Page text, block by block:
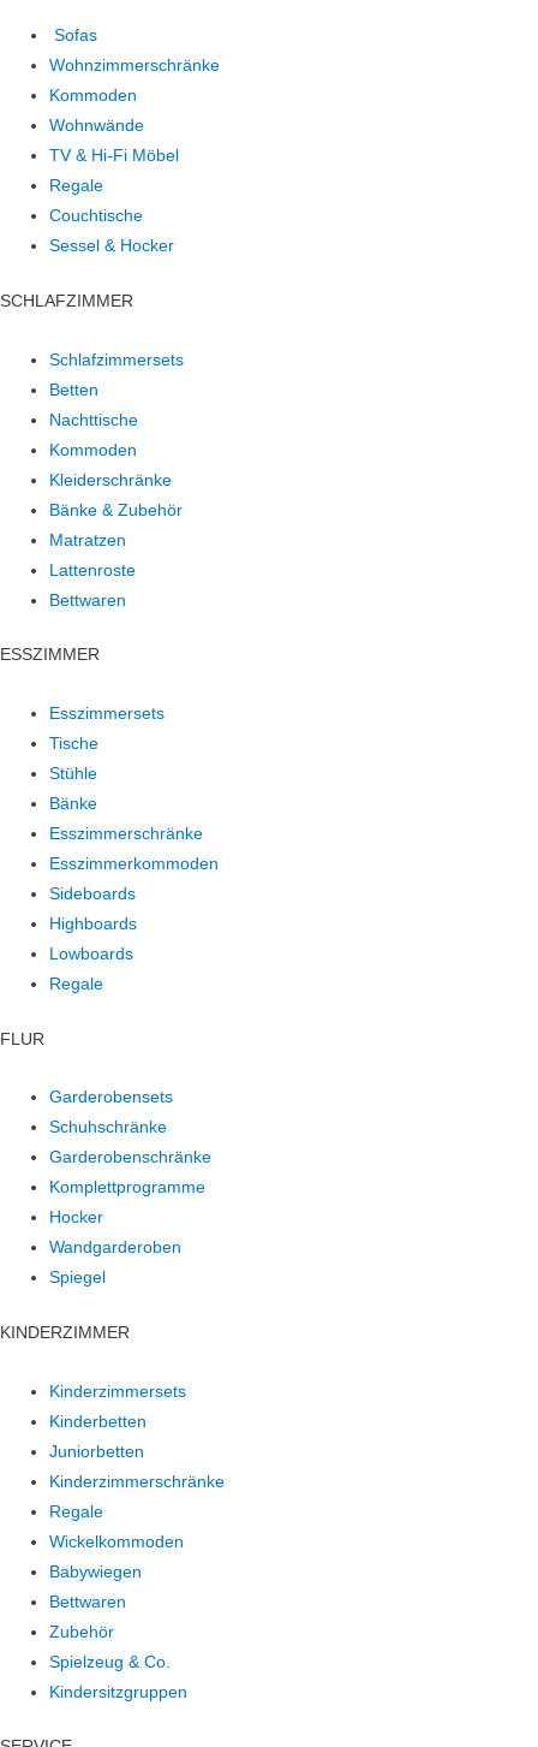
Sofas
Wohnzimmerschränke
Kommoden
Wohnwände
TV & Hi-Fi Möbel
Regale
Couchtische
Sessel & Hocker
SCHLAFZIMMER
Schlafzimmersets
Betten
Nachttische
Kommoden
Kleiderschränke
Bänke & Zubehör
Matratzen
Lattenroste
Bettwaren
ESSZIMMER
Esszimmersets
Tische
Stühle
Bänke
Esszimmerschränke
Esszimmerkommoden
Sideboards
Highboards
Lowboards
Regale
FLUR
Garderobensets
Schuhschränke
Garderobenschränke
Komplettprogramme
Hocker
Wandgarderoben
Spiegel
KINDERZIMMER
Kinderzimmersets
Kinderbetten
Juniorbetten
Kinderzimmerschränke
Regale
Wickelkommoden
Babywiegen
Bettwaren
Zubehör
Spielzeug & Co.
Kindersitzgruppen